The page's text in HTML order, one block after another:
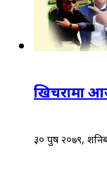
खिचरामा
३० पुष २०७९,